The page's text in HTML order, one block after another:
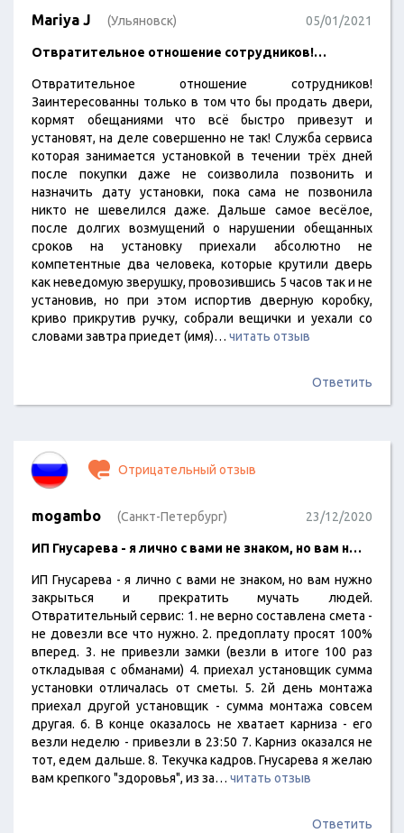
Mariya J (Ульяновск) 05/01/2021
Отвратительное отношение сотрудников!…
Отвратительное отношение сотрудников!
Заинтересованны только в том что бы продать двери,
кормят обещаниями что всё быстро привезут и
установят, на деле совершенно не так! Служба сервиса
которая занимается установкой в течении трёх дней
после покупки даже не соизволила позвонить и
назначить дату установки, пока сама не позвонила
никто не шевелился даже. Дальше самое весёлое,
после долгих возмущений о нарушении обещанных
сроков на установку приехали абсолютно не
компетентные два человека, которые крутили дверь
как неведомую зверушку, провозившись 5 часов так и не
установив, но при этом испортив дверную коробку,
криво прикрутив ручку, собрали вещички и уехали со
словами завтра приедет (имя)… читать отзыв
Ответить
Отрицательный отзыв
mogambo (Санкт-Петербург) 23/12/2020
ИП Гнусарева - я лично с вами не знаком, но вам н…
ИП Гнусарева - я лично с вами не знаком, но вам нужно
закрыться и прекратить мучать людей.
Отвратительный сервис: 1. не верно составлена смета -
не довезли все что нужно. 2. предоплату просят 100%
вперед. 3. не привезли замки (везли в итоге 100 раз
откладывая с обманами) 4. приехал установщик сумма
установки отличалась от сметы. 5. 2й день монтажа
приехал другой установщик - сумма монтажа совсем
другая. 6. В конце оказалось не хватает карниза - его
везли неделю - привезли в 23:50 7. Карниз оказался не
тот, едем дальше. 8. Текучка кадров. Гнусарева я желаю
вам крепкого "здоровья", из за… читать отзыв
Ответить